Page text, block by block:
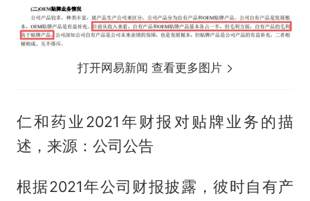
打开网易新闻 查看更多图片
仁和药业2021年财报对贴牌业务的描
述，来源：公司公告
根据2021年公司财报披露，彼时自有产